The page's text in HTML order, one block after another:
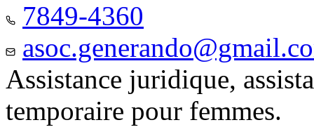
7849-4360
Assistance juridique,
temporaire pour femmes.